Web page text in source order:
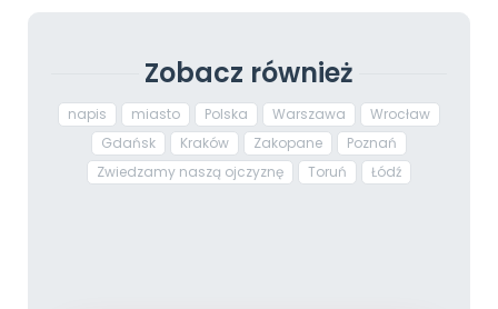
Zobacz również
napis miasto Polska Warszawa
Wrocław
Gdańsk
Kraków Zakopane
Poznań
Zwiedzamy naszą ojczyznę
Toruń Łódź